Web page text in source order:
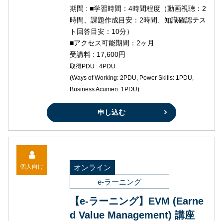
期間 : ■学習時間：4時間程度（動画視聴：2
時間、課題作成目安：2時間、知識確認テス
ト回答目安：10分）
■アクセス可能期間：2ヶ月
受講料 : 17,600円
取得PDU : 4PDU
(Ways of Working: 2PDU, Power Skills: 1PDU,
Business Acumen: 1PDU)
申し込む
個人向け
オンライン
e-ラーニング
【e-ラーニング】EVM (Earne
d Value Management) 講座